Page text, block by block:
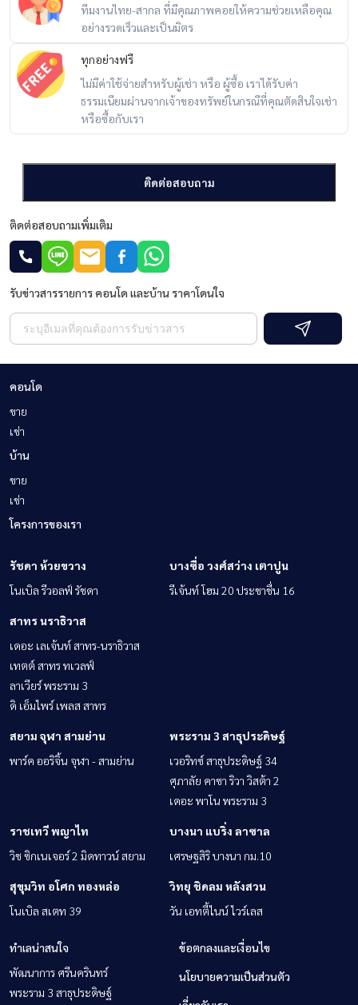
ทีมงานไทย-สากล ที่มีคุณภาพคอยให้ความช่วยเหลือคุณ
อย่างรวดเร็วและเป็นมิตร
ทุกอย่างฟรี
ไม่มีค่าใช้จ่ายสำหรับผู้เช่า หรือ ผู้ซื้อ เราได้รับค่า
ธรรมเนียมผ่านจากเจ้าของทรัพย์ในกรณีที่คุณตัดสินใจเช่า
หรือซื้อกับเรา
ติดต่อสอบถาม
ติดต่อสอบถามเพิ่มเติม
รับข่าวสารรายการ คอนโด และบ้าน ราคาโดนใจ
คอนโด
ขาย
เช่า
บ้าน
ขาย
เช่า
โครงการของเรา
รัชดา ห้วยขวาง
โนเบิล รีวอลฟ์ รัชดา
บางซื่อ วงศ์สว่าง เตาปูน
รีเจ้นท์ โฮม 20 ประชาชื่น 16
สาทร นราธิวาส
เดอะ เลเจ้นท์ สาทร-นราธิวาส
เทตต์ สาทร ทเวลฟ์
ลาเวียร์ พระราม 3
ดิ เอ็มไพร์ เพลส สาทร
สยาม จุฬา สามย่าน
พาร์ค ออริจิ้น จุฬา - สามย่าน
พระราม 3 สาธุประดิษฐ์
เวอริทซ์ สาธุประดิษฐ์ 34
ศุภาลัย คาซา ริวา วิสต้า 2
เดอะ พาโน พระราม 3
ราชเทวี พญาไท
วิช ซิกเนเจอร์ 2 มิดทาวน์ สยาม
บางนา แบริ่ง ลาซาล
เศรษฐสิริ บางนา กม.10
สุขุมวิท อโศก ทองหล่อ
โนเบิล สเตท 39
วิทยุ ชิดลม หลังสวน
วัน เอทตี้ไนน์ ไวร์เลส
ทำเลน่าสนใจ
พัฒนาการ ศรีนครินทร์
พระราม 3 สาธุประดิษฐ์
ข้อตกลงและเงื่อนไข
นโยบายความเป็นส่วนตัว